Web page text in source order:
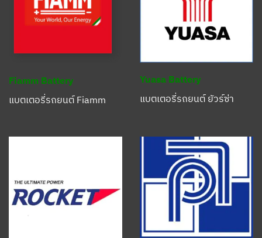
Fiamm Battery
แบตเตอรี่รถยนต์ Fiamm
Yuasa Battery
แบตเตอรี่รถยนต์ ยัวร์ซ่า